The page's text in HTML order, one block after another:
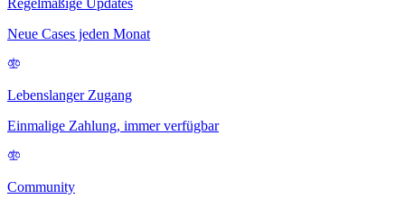
Regelmäßige Updates
Neue Cases jeden Monat
Lebenslanger Zugang
Einmalige Zahlung, immer verfügbar
Community